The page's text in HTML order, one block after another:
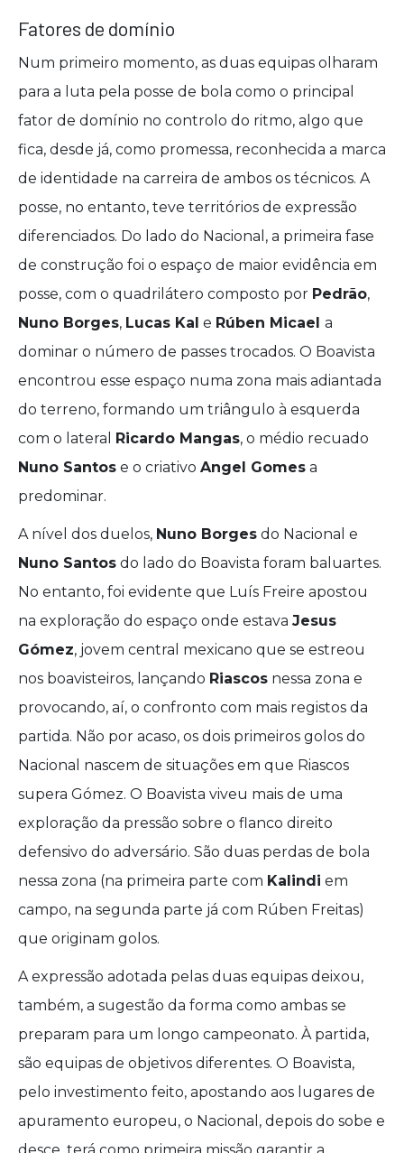
Fatores de domínio
Num primeiro momento, as duas equipas olharam
para a luta pela posse de bola como o principal
fator de domínio no controlo do ritmo, algo que
fica, desde já, como promessa, reconhecida a marca
de identidade na carreira de ambos os técnicos. A
posse, no entanto, teve territórios de expressão
diferenciados. Do lado do Nacional, a primeira fase
de construção foi o espaço de maior evidência em
posse, com o quadrilátero composto por Pedrão,
Nuno Borges, Lucas Kal e Rúben Micael a
dominar o número de passes trocados. O Boavista
encontrou esse espaço numa zona mais adiantada
do terreno, formando um triângulo à esquerda
com o lateral
Ricardo Mangas, o médio recuado
Nuno Santos e o criativo Angel Gomes a
predominar.
A nível dos duelos, Nuno Borges do Nacional e
Nuno Santos do lado do Boavista foram baluartes.
No entanto, foi evidente que Luís Freire apostou
na exploração do espaço onde estava Jesus
Gómez, jovem central mexicano que se estreou
nos boavisteiros, lançando Riascos nessa zona e
provocando, aí, o confronto com mais registos da
partida. Não por acaso, os dois primeiros golos do
Nacional nascem de situações em que Riascos
supera Gómez. O Boavista viveu mais de uma
exploração da pressão sobre o flanco direito
defensivo do adversário. São duas perdas de bola
nessa zona (na primeira parte com Kalindi em
campo, na segunda parte já com Rúben Freitas)
que originam golos.
A expressão adotada pelas duas equipas deixou,
também, a sugestão da forma como ambas se
preparam para um longo campeonato. À partida,
são equipas de objetivos diferentes. O Boavista,
pelo investimento feito, apostando aos lugares de
apuramento europeu, o Nacional, depois do sobe e